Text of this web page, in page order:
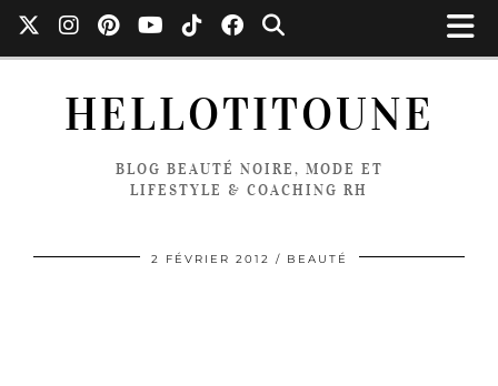
HELLOTITOUNE
BLOG BEAUTÉ NOIRE, MODE ET
LIFESTYLE & COACHING RH
2 FÉVRIER 2012 BEAUTÉ